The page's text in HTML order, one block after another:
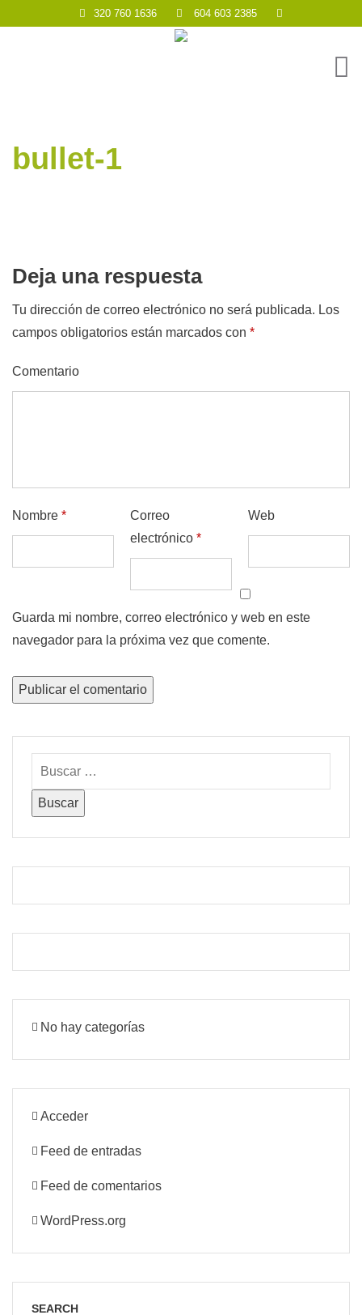
320 760 1636 604 603 2385
bullet-1
Deja una respuesta
Tu dirección de correo electrónico no será publicada. Los
campos obligatorios están marcados con *
Comentario
Nombre *
Correo
electrónico *
Web
Guarda mi nombre, correo electrónico y web en este
navegador para la próxima vez que comente.
No hay categorías
Acceder
Feed de entradas
Feed de comentarios
WordPress.org
SEARCH